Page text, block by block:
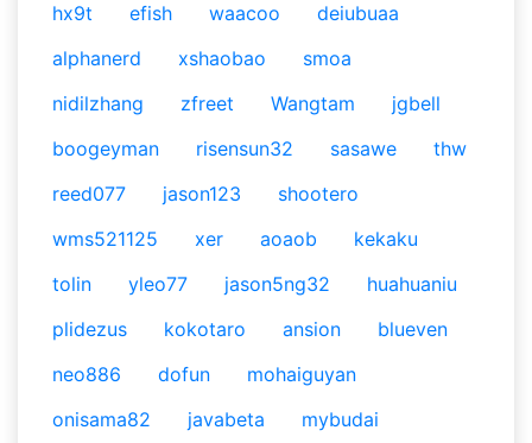
hx9t
efish waacoo
deiubuaa
alphanerd
xshaobao
smoa
nidilzhang
zfreet Wangtam
jgbell
boogeyman
risensun32 sasawe
thw
reed077
jason123
shootero
wms521125
xer aoaob
kekaku
tolin
yleo77 jason5ng32
huahuaniu
plidezus
kokotaro ansion
blueven
neo886
dofun
mohaiguyan
onisama82
javabeta mybudai